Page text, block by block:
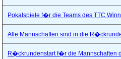
Pokalspiele f�r die Teams des TTC
Alle Mannschaften sind in die
R�ckrundenstart f�r die Mannschaften